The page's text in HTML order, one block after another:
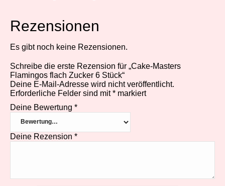
Rezensionen
Es gibt noch keine Rezensionen.
Schreibe die erste Rezension für „Cake-Masters
Flamingos flach Zucker 6 Stück“
Deine E-Mail-Adresse wird nicht veröffentlicht.
Erforderliche Felder sind mit* markiert
Deine Bewertung *
Deine Rezension *